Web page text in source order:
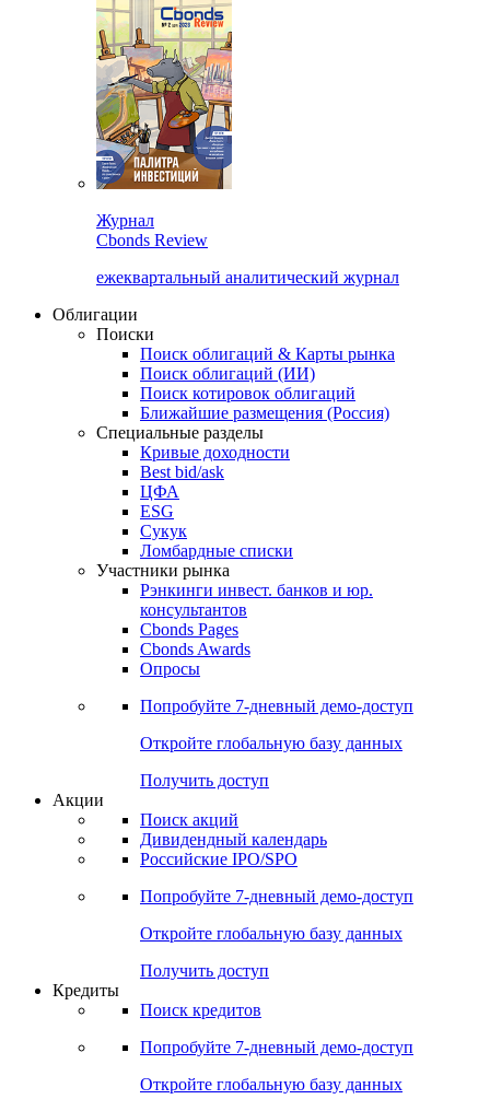
Журнал
Cbonds Review
ежеквартальный аналитический журнал
Облигации
Поиски
Поиск облигаций & Карты рынка
Поиск облигаций (ИИ)
Поиск котировок облигаций
Ближайшие размещения (Россия)
Специальные разделы
Кривые доходности
Best bid/ask
ЦФА
ESG
Сукук
Ломбардные списки
Участники рынка
Рэнкинги инвест. банков и юр.
консультантов
Cbonds Pages
Cbonds Awards
Опросы
Попробуйте 7-дневный демо-доступ
Откройте глобальную базу данных
Получить доступ
Акции
Поиск акций
Дивидендный календарь
Российские IPO/SPO
Попробуйте 7-дневный демо-доступ
Откройте глобальную базу данных
Получить доступ
Кредиты
Поиск кредитов
Попробуйте 7-дневный демо-доступ
Откройте глобальную базу данных